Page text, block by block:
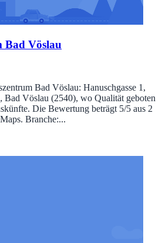
Bad Vöslau
Bad Vöslau: Hanuschgasse 1,
Bad Vöslau (2540), wo Qualität geboten
Die Bewertung beträgt 5/5 aus 2
Branche:...